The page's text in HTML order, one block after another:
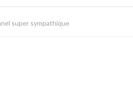
super sympathique